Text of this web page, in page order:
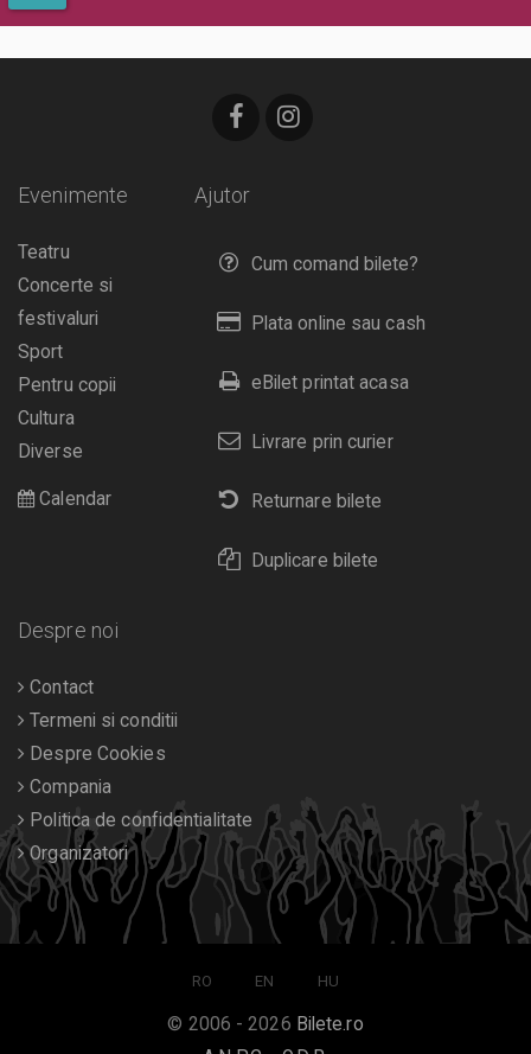
Ajutor
Cum comand bilete?
Plata online sau cash
eBilet printat acasa
Livrare prin curier
Returnare bilete
Duplicare bilete
Evenimente
Teatru
Concerte si
festivaluri
Sport
Pentru copii
Cultura
Diverse
Calendar
Despre noi
Contact
Termeni si conditii
Despre Cookies
Compania
Politica de confidentialitate
Organizatori
RO EN HU
© 2006 - 2026 Bilete.ro